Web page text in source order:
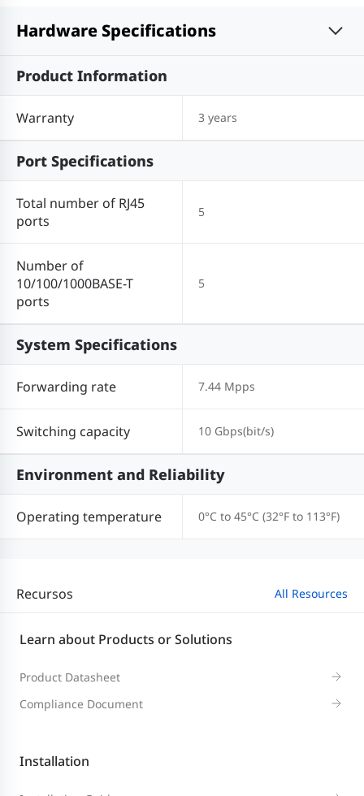
Hardware Specifications
Product Information
Warranty 3 years
Port Specifications
Total number of RJ45
ports
5
Number of
10/100/1000BASE-T
ports
5
System Specifications
Forwarding rate 7.44 Mpps
Switching capacity 10 Gbps(bit/s)
Environment and Reliability
Operating temperature 0°C to 45°C (32°F to 113°F)
Recursos All Resources
Learn about Products or Solutions
Product Datasheet
Compliance Document
Installation